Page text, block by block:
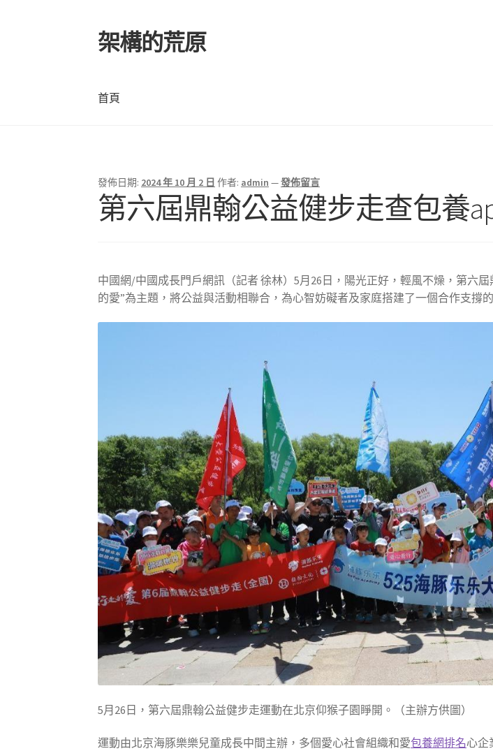
跳
至
覽
列
跳
至
要
內
架構的荒原
首頁
發佈日期: 2024 年 10 月 2 日 作者: admin —發佈留言
第六屆鼎翰公益健步走查包養
中國網/中國成長門戶網訊（記者 徐林）5月26日，陽光正好，輕風不燥，第六
的愛”為主題，將公益與活動相聯合，為心智妨礙者及家庭搭建了一個合作支撐
5月26日，第六屆鼎翰公益健步走運動在北京仰猴子園睜開。（主辦方供圖）
運動由北京海豚樂樂兒童成長中間主辦，多個愛心社會組織和愛包養網排名心企